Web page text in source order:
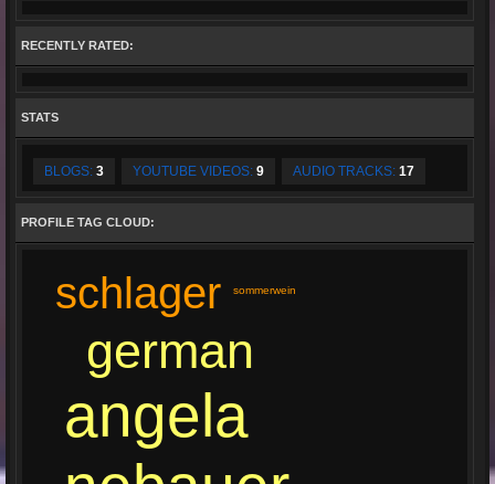
RECENTLY RATED:
STATS
BLOGS: 3 YOUTUBE VIDEOS: 9 AUDIO TRACKS: 17
PROFILE TAG CLOUD:
angela
german
schlager sommerwein